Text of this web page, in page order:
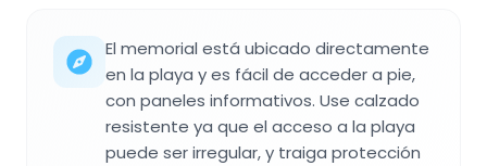
El memorial está ubicado directamente
en la playa y es fácil de acceder a pie,
con paneles informativos. Use calzado
resistente ya que el acceso a la playa
puede ser irregular, y traiga protección